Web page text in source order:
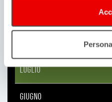
LUGLIO
GIUGNO